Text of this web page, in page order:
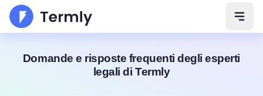
Apri
Domande e risposte frequenti degli esperti
legali di Termly